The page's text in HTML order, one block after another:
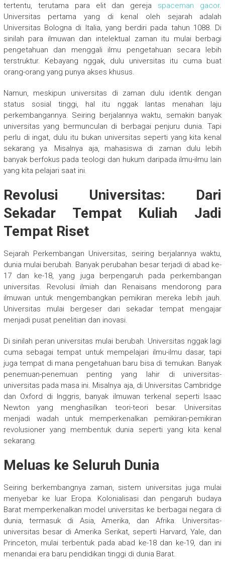
tertentu, terutama para elit dan gereja spaceman gacor.
Universitas pertama yang di kenal oleh sejarah adalah
Universitas Bologna di Italia, yang berdiri pada tahun 1088. Di
sinilah para ilmuwan dan intelektual zaman itu mulai berbagi
pengetahuan dan menggali ilmu pengetahuan secara lebih
terstruktur. Kebayang nggak, dulu universitas itu cuma buat
orang-orang yang punya akses khusus.
Namun, meskipun universitas di zaman dulu identik dengan
status sosial tinggi, hal itu nggak lantas menahan laju
perkembangannya. Seiring berjalannya waktu, semakin banyak
universitas yang bermunculan di berbagai penjuru dunia. Tapi
perlu di ingat, dulu itu bukan universitas seperti yang kita kenal
sekarang ya. Misalnya aja, mahasiswa di zaman dulu lebih
banyak berfokus pada teologi dan hukum daripada ilmu-ilmu lain
yang kita pelajari saat ini.
Revolusi Universitas: Dari
Sekadar Tempat Kuliah Jadi
Tempat Riset
Sejarah Perkembangan Universitas, seiring berjalannya waktu,
dunia mulai berubah. Banyak perubahan besar terjadi di abad ke-
17 dan ke-18, yang juga berpengaruh pada perkembangan
universitas. Revolusi ilmiah dan Renaisans mendorong para
ilmuwan untuk mengembangkan pemikiran mereka lebih jauh.
Universitas mulai bergeser dari sekadar tempat mengajar
menjadi pusat penelitian dan inovasi.
Di sinilah peran universitas mulai berubah. Universitas nggak lagi
cuma sebagai tempat untuk mempelajari ilmu-ilmu dasar, tapi
juga tempat di mana pengetahuan baru bisa di temukan. Banyak
penemuan-penemuan penting yang lahir di universitas-
universitas pada masa ini. Misalnya aja, di Universitas Cambridge
dan Oxford di Inggris, banyak ilmuwan terkenal seperti Isaac
Newton yang menghasilkan teori-teori besar. Universitas
menjadi wadah untuk memperkenalkan pemikiran-pemikiran
revolusioner yang membentuk dunia seperti yang kita kenal
sekarang.
Meluas ke Seluruh Dunia
Seiring berkembangnya zaman, sistem universitas juga mulai
menyebar ke luar Eropa. Kolonialisasi dan pengaruh budaya
Barat memperkenalkan model universitas ke berbagai negara di
dunia, termasuk di Asia, Amerika, dan Afrika. Universitas-
universitas besar di Amerika Serikat, seperti Harvard, Yale, dan
Princeton, mulai terbentuk pada abad ke-18 dan ke-19, dan ini
menandai era baru pendidikan tinggi di dunia Barat.